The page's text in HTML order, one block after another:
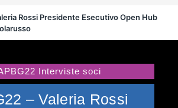
Rossi Presidente Esecutivo Open Hub
Interviste soci
– Valeria Rossi